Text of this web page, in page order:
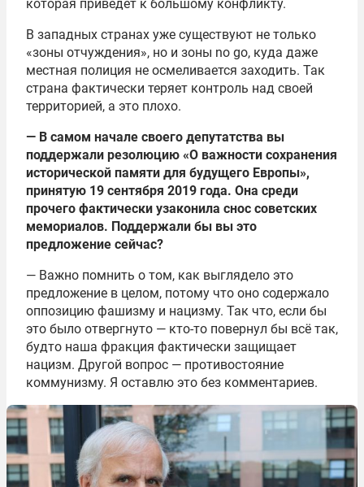
которая приведет к большому конфликту.
В западных странах уже существуют не только
«зоны отчуждения», но и зоны no go, куда даже
местная полиция не осмеливается заходить. Так
страна фактически теряет контроль над своей
территорией, а это плохо.
— В самом начале своего депутатства вы
поддержали резолюцию «О важности сохранения
исторической памяти для будущего Европы»,
принятую 19 сентября 2019 года. Она среди
прочего фактически узаконила снос советских
мемориалов. Поддержали бы вы это
предложение сейчас?
— Важно помнить о том, как выглядело это
предложение в целом, потому что оно содержало
оппозицию фашизму и нацизму. Так что, если бы
это было отвергнуто — кто-то повернул бы всё так,
будто наша фракция фактически защищает
нацизм. Другой вопрос — противостояние
коммунизму. Я оставлю это без комментариев.